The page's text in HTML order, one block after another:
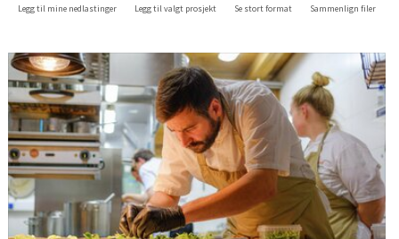
Legg til mine nedlastinger Legg til valgt prosjekt Se stort format Sammenlign filer